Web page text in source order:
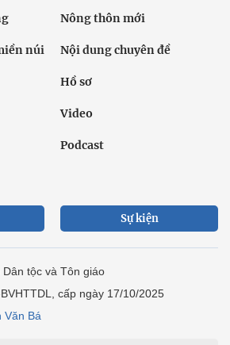
Nông thôn mới
núi Nội dung chuyên đề
Hồ sơ
Video
Podcast
Sự kiện
tộc và Tôn giáo
cấp ngày 17/10/2025
Văn Bá